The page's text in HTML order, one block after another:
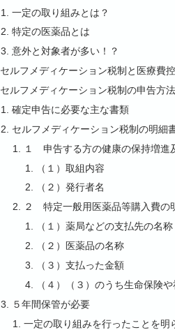
一定の取り組みとは？
特定の医薬品とは
意外と対象者が多い！？
セルフメディケーション税制と医療費
セルフメディケーション税制の申告方法
確定申告に必要な主な書類
セルフメディケーション税制の明細
１ 申告する方の健康の保持増進
（１）取組内容
（２）発行者名
２ 特定一般用医薬品等購入費の
（１）薬局などの支払先の名称
（２）医薬品の名称
（３）支払った金額
（４）（３）のうち生命保険
５年間保管が必要
一定の取り組みを行ったことを明